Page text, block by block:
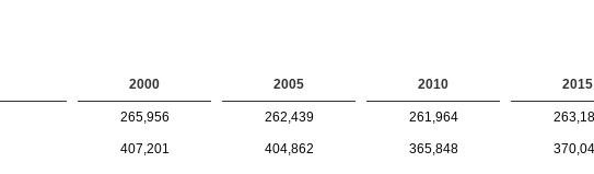
2000 2005 2010 2015
265,956 262,439 261,964
407,201 404,862 365,848